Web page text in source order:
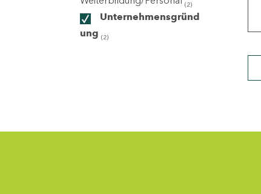
(2)
Unternehmensgründ
ung (2)